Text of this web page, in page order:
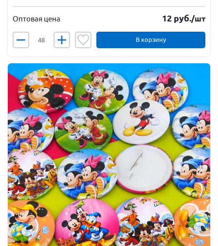
Оптовая цена 12 руб./шт
В корзину